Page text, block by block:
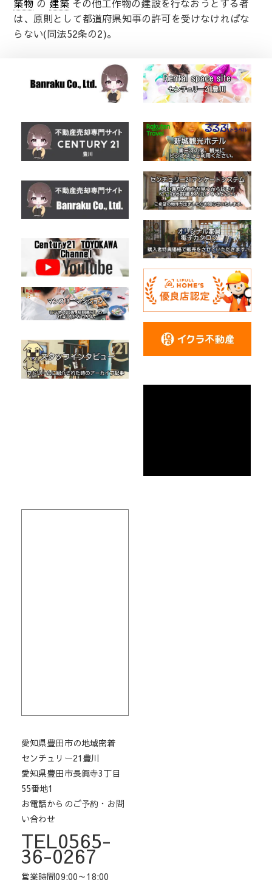
築物の 建築その他工作物の建設を行なおうとする者
は、原則として都道府県知事の許可を受けなければな
らない(同法52条の2)。
愛知県豊田市の地域密着
センチュリー21豊川
愛知県豊田市長興寺3丁目
55番地1
お電話からのご予約・お問
い合わせ
TEL0565-
36-0267
営業時間09:00～18:00